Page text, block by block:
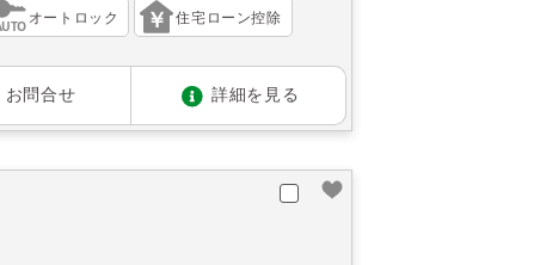
オートロック 住宅ローン控除
お問合せ 詳細を見る